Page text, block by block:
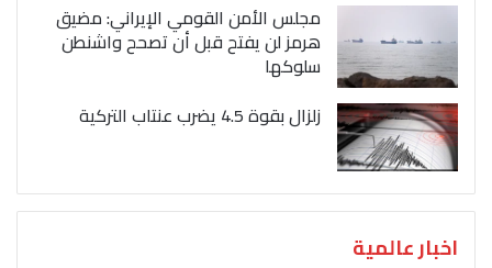
مجلس الأمن القومي الإيراني: مضيق
هرمز لن يفتح قبل أن تصحح واشنطن
سلوكها
زلزال بقوة 4.5 يضرب عنتاب التركية
اخبار عالمية